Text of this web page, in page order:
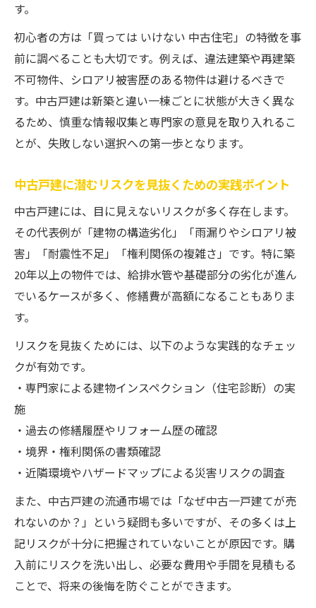
中古戸建の購入前に避けるべき物件の特徴
一覧
中古戸建のトラブル事例から学ぶ回避ポイ
ント
中古戸建の安全性を最優先に考える選択基
準
中古戸建で資産価値が維持できる物件の選
び方
20年後を見据えた中古戸建の購入ポイント
中古戸建の築年数と価値下落率を正確に把
握する
中古戸建の将来売却を想定した賢い選択戦
土地の価値に注目した中古戸建選びのコツ
安全に中古戸建を検討するための必須ポイント
中古戸建購入時に必ず確認したい法的条件
中古戸建のインスペクションで分かる隠れ
た問題
中古戸建の管理状況と周辺環境チェック法
中古戸建のリフォーム費用を正確に試算す
る方法
中古戸建購入で後悔しないための事前チェック
中古戸建購入前に押さえるべきチェックリ
す。
初心者の方は「買っては いけない 中古住宅」の特徴を事
前に調べることも大切です。例えば、違法建築や再建築
不可物件、シロアリ被害歴のある物件は避けるべきで
す。中古戸建は新築と違い一棟ごとに状態が大きく異な
るため、慎重な情報収集と専門家の意見を取り入れるこ
とが、失敗しない選択への第一歩となります。
中古戸建に潜むリスクを見抜くための実践ポイント
中古戸建には、目に見えないリスクが多く存在します。
その代表例が「建物の構造劣化」「雨漏りやシロアリ被
害」「耐震性不足」「権利関係の複雑さ」です。特に築
20年以上の物件では、給排水管や基礎部分の劣化が進ん
でいるケースが多く、修繕費が高額になることもありま
す。
リスクを見抜くためには、以下のような実践的なチェッ
クが有効です。
・専門家による建物インスペクション（住宅診断）の実
施
・過去の修繕履歴やリフォーム歴の確認
・境界・権利関係の書類確認
・近隣環境やハザードマップによる災害リスクの調査
また、中古戸建の流通市場では「なぜ中古一戸建てが売
れないのか？」という疑問も多いですが、その多くは上
記リスクが十分に把握されていないことが原因です。購
入前にリスクを洗い出し、必要な費用や手間を見積もる
ことで、将来の後悔を防ぐことができます。